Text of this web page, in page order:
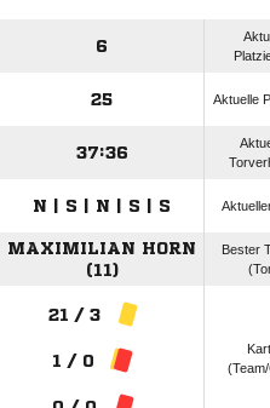
6
25 Aktuelle
37:36
N | S | N | S | S
MAXIMILIAN HORN
(11)
Bester
21 / 3
1 / 0